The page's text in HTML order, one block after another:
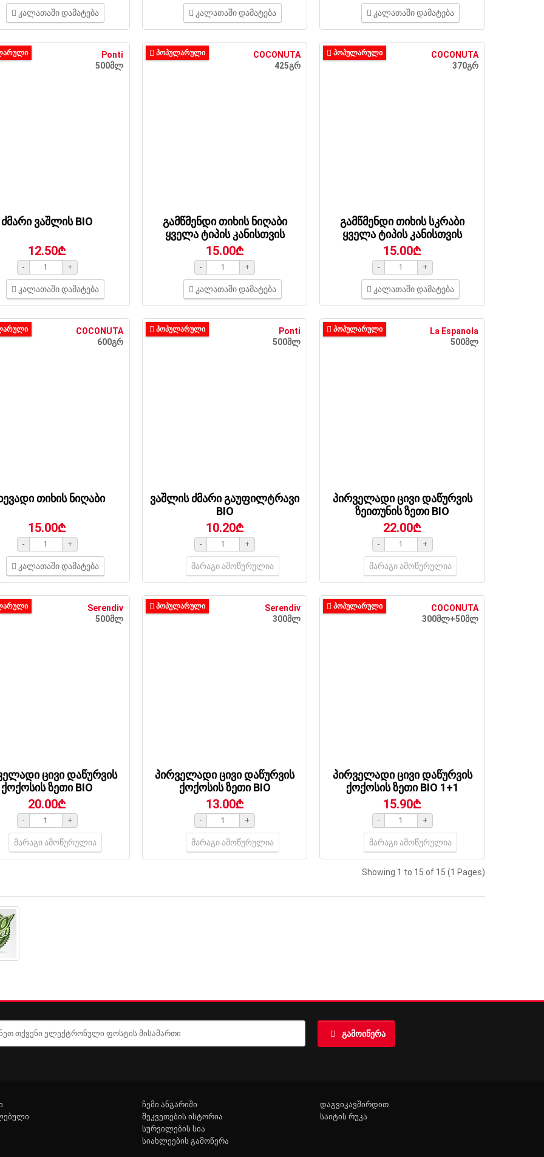
კალათაში დამატება კალათაში დამატება კალათაში დამატება
Ponti
500მლ
ძმარი ვაშლის BIO
12.50₾
- +
კალათაში დამატება
COCONUTA
425გრ
ᲞᲝᲞᲣᲚᲐᲠᲣᲚᲘ
გამწმენდი თიხის ნიღაბი
ყველა ტიპის კანისთვის
15.00₾
- +
კალათაში დამატება
COCONUTA
370გრ
ᲞᲝᲞᲣᲚᲐᲠᲣᲚᲘ
გამწმენდი თიხის სკრაბი
ყველა ტიპის კანისთვის
15.00₾
- +
კალათაში დამატება
COCONUTA
600გრ
თიხის ნიღაბი
15.00₾
- +
კალათაში დამატება
Ponti
500მლ
ᲞᲝᲞᲣᲚᲐᲠᲣᲚᲘ
ვაშლის ძმარი გაუფილტრავი
BIO
10.20₾
- +
მარაგი ამოწურულია
La Espanola
500მლ
ᲞᲝᲞᲣᲚᲐᲠᲣᲚᲘ
პირველადი ცივი დაწურვის
ზეითუნის ზეთი BIO
22.00₾
- +
მარაგი ამოწურულია
Serendiv
500მლ
ცივი დაწურვის
ქოქოსის ზეთი BIO
20.00₾
- +
მარაგი ამოწურულია
Serendiv
300მლ
ᲞᲝᲞᲣᲚᲐᲠᲣᲚᲘ
პირველადი ცივი დაწურვის
ქოქოსის ზეთი BIO
13.00₾
- +
მარაგი ამოწურულია
COCONUTA
300მლ+50მლ
ᲞᲝᲞᲣᲚᲐᲠᲣᲚᲘ
პირველადი ცივი დაწურვის
ქოქოსის ზეთი BIO 1+1
15.90₾
- +
მარაგი ამოწურულია
Showing 1 to 15 of 15 (1 Pages)
ᲒᲐᲛᲝᲘᲬᲔᲠᲐ
ჩემი ანგარიში
შეკვეთების ისტორია
სურვილების სია
სიახლეების გამოწერა
დაგვიკავშირდით
საიტის რუკა